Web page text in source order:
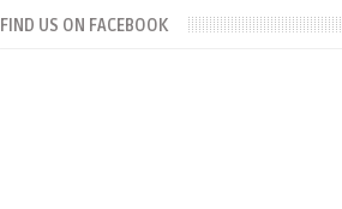
FIND US ON FACEBOOK